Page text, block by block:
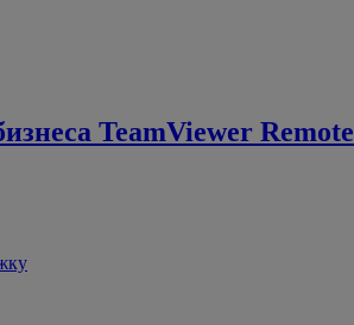
TeamViewer Remote